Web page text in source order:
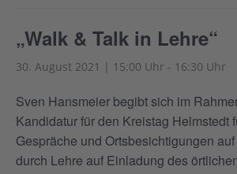
„Walk & Talk in Lehre“
30. August 2021 | 15:00 Uhr - 16:30 Uhr
Sven Hansmeier begibt sich im
Kandidatur für den Kreistag Helmstedt
Gespräche und Ortsbesichtigungen
durch Lehre auf Einladung des